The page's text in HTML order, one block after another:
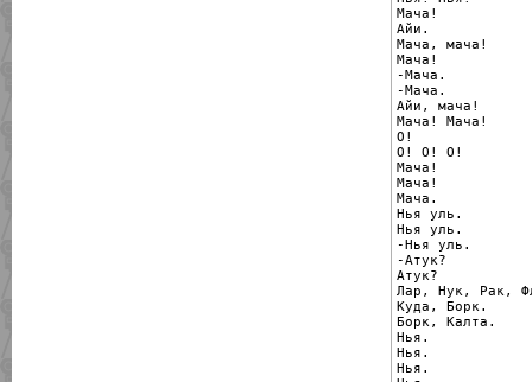
Мача!
Айи.
Мача, мача!
Мача!
-Мача.
-Мача.
Айи, мача!
Мача! Мача!
О!
О! О! О!
Мача!
Мача!
Мача.
Нья уль.
Нья уль.
-Нья уль.
-Атук?
Атук?
Лар, Нук, Рак,
Куда, Борк.
Борк, Калта.
Нья.
Нья.
Нья.